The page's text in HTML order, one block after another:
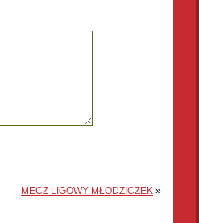
MECZ LIGOWY MŁODZICZEK »